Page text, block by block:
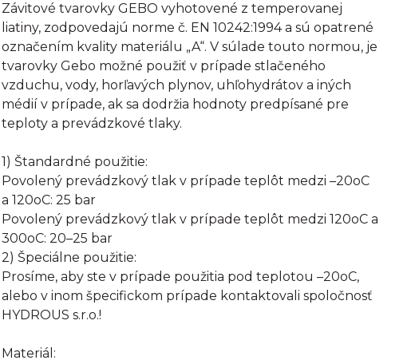
Závitové tvarovky GEBO vyhotovené z temperovanej
liatiny, zodpovedajú norme č. EN 10242:1994 a sú opatrené
označením kvality materiálu „A“. V súlade touto normou, je
tvarovky Gebo možné použiť v prípade stlačeného
vzduchu, vody, horľavých plynov, uhľohydrátov a iných
médií v prípade, ak sa dodržia hodnoty predpísané pre
teploty a prevádzkové tlaky.
1) Štandardné použitie:
Povolený prevádzkový tlak v prípade teplôt medzi –20oC
a 120oC: 25 bar
Povolený prevádzkový tlak v prípade teplôt medzi 120oC a
300oC: 20–25 bar
2) Špeciálne použitie:
Prosíme, aby ste v prípade použitia pod teplotou –20oC,
alebo v inom špecifickom prípade kontaktovali spoločnosť
HYDROUS s.r.o.!
Materiál: